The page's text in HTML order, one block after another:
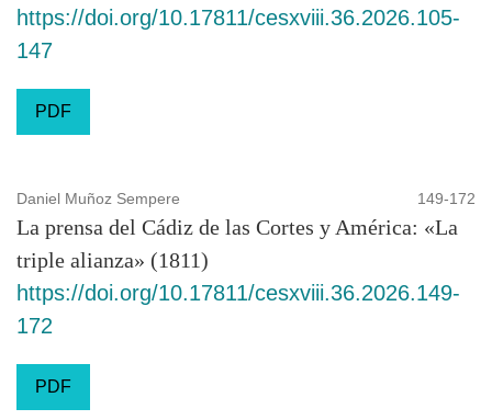
https://doi.org/10.17811/cesxviii.36.2026.105-
147
PDF
Daniel Muñoz Sempere 149-172
La prensa del Cádiz de las Cortes y América: «La
triple alianza» (1811)
https://doi.org/10.17811/cesxviii.36.2026.149-
172
PDF